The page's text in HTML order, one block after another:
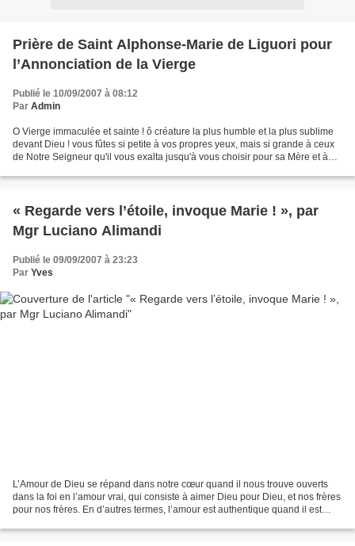
Prière de Saint Alphonse-Marie de Liguori pour
l’Annonciation de la Vierge
Publié le 10/09/2007 à 08:12
Par Admin
O Vierge immaculée et sainte ! ô créature la plus humble et la plus sublime
devant Dieu ! vous fûtes si petite à vos propres yeux, mais si grande à ceux
de Notre Seigneur qu'il vous exalta jusqu'à vous choisir pour sa Mère et à
« Regarde vers l’étoile, invoque Marie ! », par
Mgr Luciano Alimandi
Publié le 09/09/2007 à 23:23
Par Yves
L’Amour de Dieu se répand dans notre cœur quand il nous trouve ouverts
dans la foi en l’amour vrai, qui consiste à aimer Dieu pour Dieu, et nos frères
pour nos frères. En d’autres termes, l’amour est authentique quand il est